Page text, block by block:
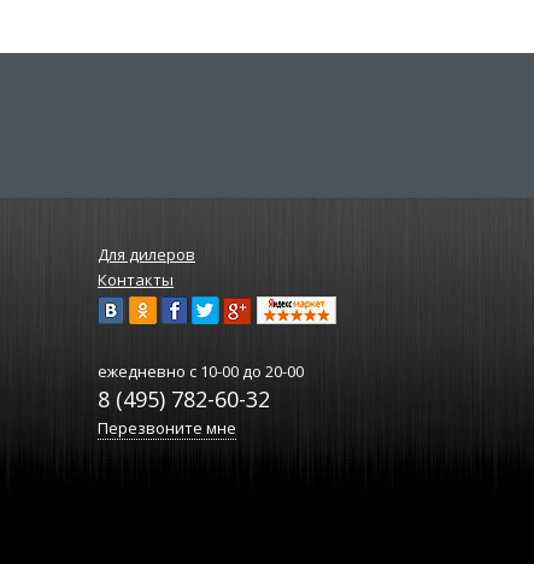
Для дилеров
Контакты
ежедневно с 10-00 до 20-00
8 (495) 782-60-32
Перезвоните мне